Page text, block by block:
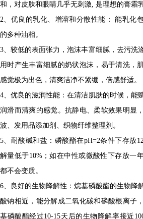
和，对皮肤和眼睛几乎无刺激, 是理想的膏霜
2、优良的乳化、增溶和分散性能： 能乳化
的多种油相。
3、较低的表面张力，泡沫丰富细腻，去污洗
用时产生丰富细腻的奶状泡沫，易于清洗，
感觉极为出色，清爽洁净不紧绷，倍感舒适。
4、优良的滋润性能：在清洁肌肤的时候，能
润滑而清爽的感觉。抗静电、柔软效果明显
波、发用品添加剂、织物纤维整理剂。
5、耐酸碱和盐：磷酸酯在pH=2条件下存放
解量低于10%；如在中性或微酸性下存放一
都不会变质。
6、良好的生物降解性：烷基磷酸酯的生物降
酸钠相近，能分解成二氧化碳和磷酸根离子
基磷酸酯经过10-15天后的生物降解率接近